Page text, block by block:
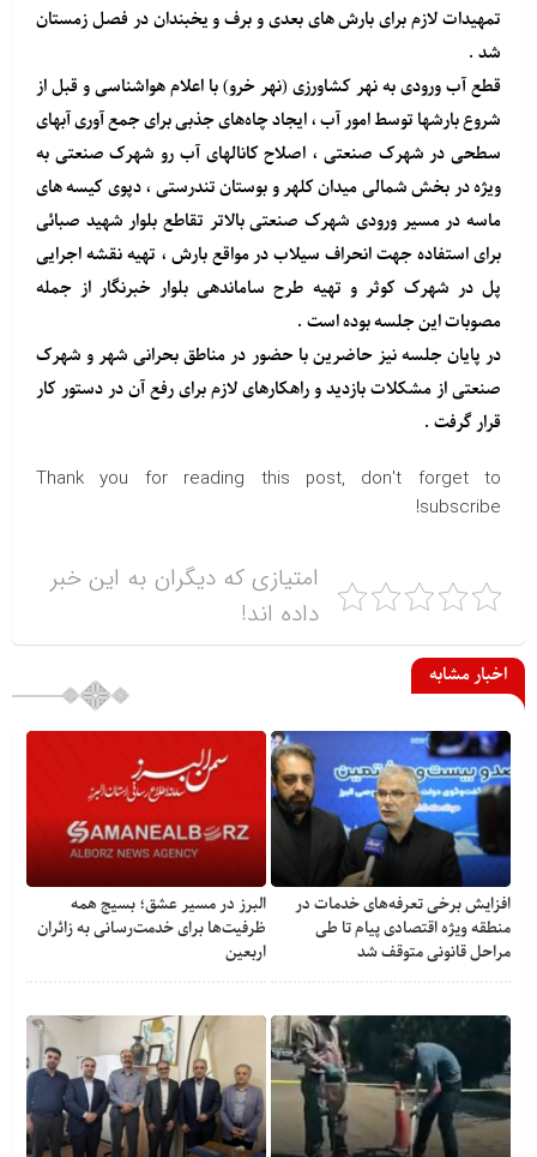
تمهیدات لازم برای بارش های بعدی و برف و یخبندان در فصل زمستان
شد .
قطع آب ورودی به نهر کشاورزی (نهر خرو) با اعلام هواشناسی و قبل از
شروع بارشها توسط امور آب ، ایجاد چاه‌های جذبی برای جمع آوری آبهای
سطحی در شهرک صنعتی ، اصلاح کانالهای آب رو شهرک صنعتی به
ویژه در بخش شمالی میدان کلهر و بوستان تندرستی ، دپوی کیسه های
ماسه در مسیر ورودی شهرک صنعتی بالاتر تقاطع بلوار شهید صبائی
برای استفاده جهت انحراف سیلاب در مواقع بارش ، تهیه نقشه اجرایی
پل در شهرک کوثر و تهیه طرح ساماندهی بلوار خبرنگار از جمله
مصوبات این جلسه بوده است .
در پایان جلسه نیز حاضرین با حضور در مناطق بحرانی شهر و شهرک
صنعتی از مشکلات بازدید و راهکارهای لازم برای رفع آن در دستور کار
قرار گرفت .
Thank you for reading this post, don't forget to
subscribe!
امتیازی که دیگران به این خبر
داده اند!
اخبار مشابه
افزایش برخی تعرفه‌های خدمات در
منطقه ویژه اقتصادی پیام تا طی
مراحل قانونی متوقف شد
البرز در مسیر عشق؛ بسیج همه
ظرفیت‌ها برای خدمت‌رسانی به زائران
اربعین